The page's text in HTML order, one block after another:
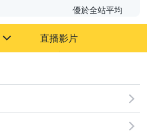
優於全站平均
直播影片